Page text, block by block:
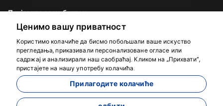
Пријавите се на билтен
претплатити се
Ценимо вашу приватност
Користимо колачиће да бисмо побољшали ваше искуство
прегледања, приказивали персонализоване огласе или
садржај и анализирали наш саобраћај. Кликом на „Прихвати“,
пристајете на нашу употребу колачића.
Прилагодите колачиће
Ту смо да помогнемо